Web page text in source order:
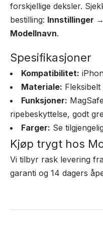
forskjellige deksler.
bestilling: Innstillinger
Modellnavn.
Spesifikasjoner
Kompatibilitet:
Materiale:
Funksjoner:
ripebeskyttelse, godt
Farger: Se
Kjøp trygt hos
Vi tilbyr rask levering
garanti og 14 dagers